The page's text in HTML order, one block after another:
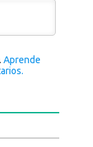
Aprende